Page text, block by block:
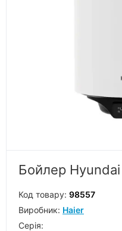
Бойлер
Код товару: 98557
Виробник: Haier
Серiя: